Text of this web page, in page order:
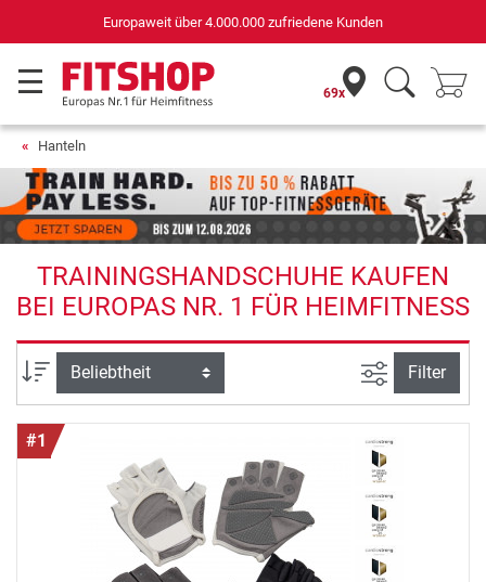
für Sportgeräte (n-tv+DISQ 2016-2024)
69x
Hanteln
TRAININGSHANDSCHUHE KAUFEN
BEI EUROPAS NR. 1 FÜR HEIMFITNESS
Sortierung Ansicht
Filter
#1